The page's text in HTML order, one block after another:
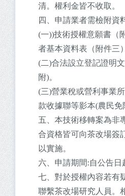
清。權利金皆不收取。
四、申請業者需檢附資
(一))技術授權意願書（
者基本資料表（附件三
(二)合法設立登記證明
附)。
(三)營業稅或營利事業
款收據聯等影本(農民免
五、本技術移轉案為非
合資格皆可向茶改場簽
以實施。
六、申請期間:自公告日
七、對於授權內容若有
聯繫茶改場研究人員。